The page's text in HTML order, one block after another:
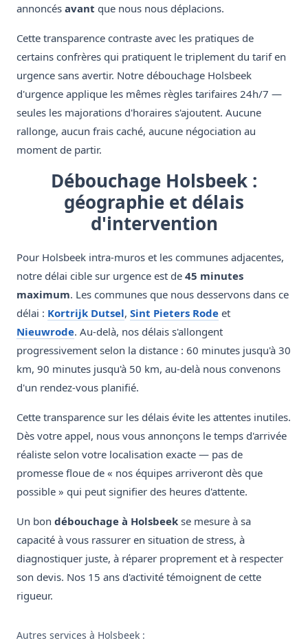
annoncés avant que nous nous déplacions.
Cette transparence contraste avec les pratiques de
certains confrères qui pratiquent le triplement du tarif en
urgence sans avertir. Notre débouchage Holsbeek
d'urgence applique les mêmes règles tarifaires 24h/7 —
seules les majorations d'horaires s'ajoutent. Aucune
rallonge, aucun frais caché, aucune négociation au
moment de partir.
Débouchage Holsbeek :
géographie et délais
d'intervention
Pour Holsbeek intra-muros et les communes adjacentes,
notre délai cible sur urgence est de 45 minutes
maximum. Les communes que nous desservons dans ce
délai : Kortrijk Dutsel, Sint Pieters Rode et
Nieuwrode. Au-delà, nos délais s'allongent
progressivement selon la distance : 60 minutes jusqu'à 30
km, 90 minutes jusqu'à 50 km, au-delà nous convenons
d'un rendez-vous planifié.
Cette transparence sur les délais évite les attentes inutiles.
Dès votre appel, nous vous annonçons le temps d'arrivée
réaliste selon votre localisation exacte — pas de
promesse floue de « nos équipes arriveront dès que
possible » qui peut signifier des heures d'attente.
Un bon débouchage à Holsbeek se mesure à sa
capacité à vous rassurer en situation de stress, à
diagnostiquer juste, à réparer proprement et à respecter
son devis. Nos 15 ans d'activité témoignent de cette
rigueur.
Autres services à Holsbeek :